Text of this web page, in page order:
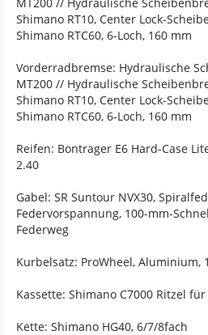
Shimano RT10, Center Lock-
Shimano RTC60, 6-Loch, 160 mm
Vorderradbremse: Hydraulische
MT200 // Hydraulische
Shimano RT10, Center Lock-
Shimano RTC60, 6-Loch, 160 mm
Reifen: Bontrager E6 Hard-Case
2.40
Gabel: SR Suntour NVX30,
Federvorspannung, 100-mm-
Federweg
Kurbelsatz: ProWheel, Aluminium,
Kassette: Shimano C7000 Ritzel für
Kette: Shimano HG40, 6/7/8fach